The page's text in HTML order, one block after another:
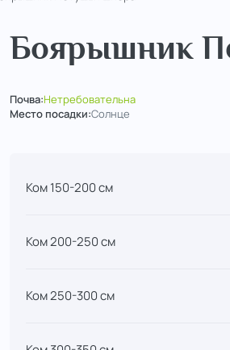
Боярышник
Почва:Нетребовательна
Место посадки:Солнце
Ком 150-200 см
Ком 200-250 см
Ком 250-300 см